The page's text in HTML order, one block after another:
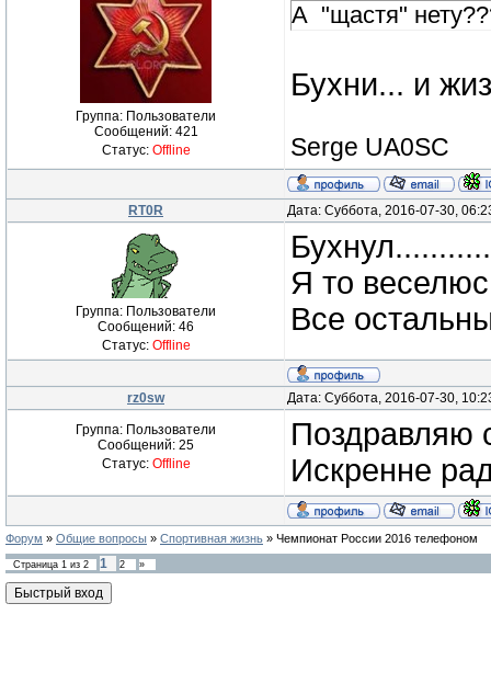
Группа: Пользователи
Сообщений: 421
Статус: Offline
А "щастя"
Бухни... и
Serge UA0SC
RT0R Дата: Суббота, 2016-07-30,
Группа: Пользователи
Сообщений: 46
Статус: Offline
Бухнул...........
Я то
Все
rz0sw Дата: Суббота, 2016-07-30,
Группа: Пользователи
Сообщений: 25
Статус: Offline
Поздравляю
Искренне
Форум » Общие вопросы » Спортивная жизнь » Чемпионат России 2016 телефоном
Страница 1 из 2 1 2 »